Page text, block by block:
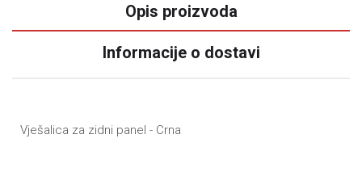
Opis proizvoda
Informacije o dostavi
Vješalica za zidni panel - Crna